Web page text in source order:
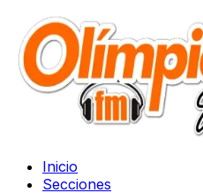
Inicio
Secciones